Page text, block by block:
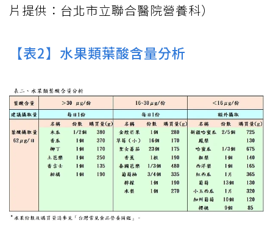
片提供：台北市立聯合醫院營養科）
【表2】水果類葉酸含量分析